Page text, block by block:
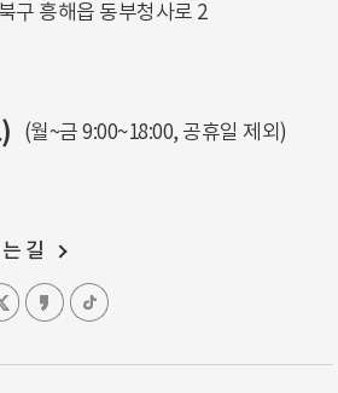
구 흥해읍 동부청사로 2
(월~금 9:00~18:00, 공휴일 제외)
길